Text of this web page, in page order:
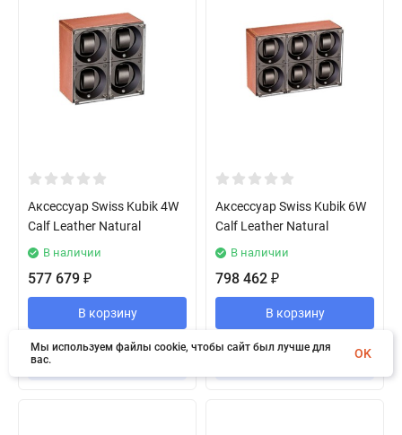
Аксессуар Swiss Kubik 4W
Calf Leather Natural
В наличии
577 679 ₽
В корзину
Аксессуар Swiss Kubik 6W
Calf Leather Natural
В наличии
798 462 ₽
В корзину
Мы используем файлы cookie, чтобы сайт был лучше для
вас.
OK